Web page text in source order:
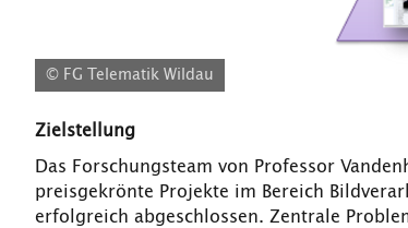
© FG Telematik Wildau
Zielstellung
Das Forschungsteam von Professor
preisgekrönte Projekte im Bereich
erfolgreich abgeschlossen. Zentrale